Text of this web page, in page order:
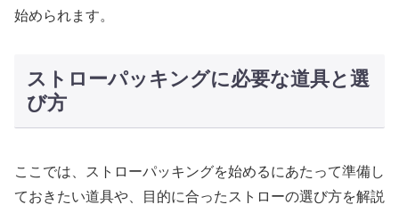
始められます。
ストローパッキングに必要な道具と選
び方
ここでは、ストローパッキングを始めるにあたって準備し
ておきたい道具や、目的に合ったストローの選び方を解説